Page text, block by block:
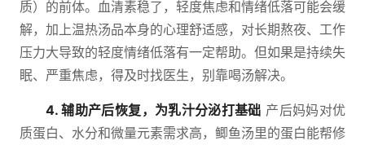
质）的前体。血清素稳了，轻度焦虑和情绪低落可能会缓
解，加上温热汤品本身的心理舒适感，对长期熬夜、工作
压力大导致的轻度情绪低落有一定帮助。但如果是持续失
眠、严重焦虑，得及时找医生，别靠喝汤解决。
4. 辅助产后恢复，为乳汁分泌打基础 产后妈妈对优
质蛋白、水分和微量元素需求高，鲫鱼汤里的蛋白能帮修